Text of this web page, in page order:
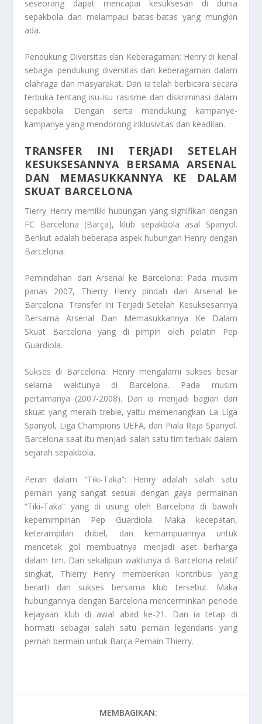
seseorang dapat mencapai kesuksesan di dunia
sepakbola dan melampaui batas-batas yang mungkin
ada.
Pendukung Diversitas dan Keberagaman: Henry di kenal
sebagai pendukung diversitas dan keberagaman dalam
olahraga dan masyarakat. Dan ia telah berbicara secara
terbuka tentang isu-isu rasisme dan diskriminasi dalam
sepakbola. Dengan serta mendukung kampanye-
kampanye yang mendorong inklusivitas dan keadilan.
TRANSFER INI TERJADI SETELAH
KESUKSESANNYA BERSAMA ARSENAL
DAN MEMASUKKANNYA KE DALAM
SKUAT BARCELONA
Tierry Henry memiliki hubungan yang signifikan dengan
FC Barcelona (Barça), klub sepakbola asal Spanyol.
Berikut adalah beberapa aspek hubungan Henry dengan
Barcelona:
Pemindahan dari Arsenal ke Barcelona: Pada musim
panas 2007, Thierry Henry pindah dari Arsenal ke
Barcelona. Transfer Ini Terjadi Setelah Kesuksesannya
Bersama Arsenal Dan Memasukkannya Ke Dalam
Skuat Barcelona yang di pimpin oleh pelatih Pep
Guardiola.
Sukses di Barcelona: Henry mengalami sukses besar
selama waktunya di Barcelona. Pada musim
pertamanya (2007-2008). Dan ia menjadi bagian dari
skuat yang meraih treble, yaitu memenangkan La Liga
Spanyol, Liga Champions UEFA, dan Piala Raja Spanyol.
Barcelona saat itu menjadi salah satu tim terbaik dalam
sejarah sepakbola.
Peran dalam “Tiki-Taka”: Henry adalah salah satu
pemain yang sangat sesuai dengan gaya permainan
“Tiki-Taka” yang di usung oleh Barcelona di bawah
kepemimpinan Pep Guardiola. Maka kecepatan,
keterampilan dribel, dan kemampuannya untuk
mencetak gol membuatnya menjadi aset berharga
dalam tim. Dan sekalipun waktunya di Barcelona relatif
singkat, Thierry Henry memberikan kontribusi yang
berarti dan sukses bersama klub tersebut. Maka
hubungannya dengan Barcelona mencerminkan periode
kejayaan klub di awal abad ke-21. Dan ia tetap di
hormati sebagai salah satu pemain legendaris yang
pernah bermain untuk Barça Pemain Thierry.
MEMBAGIKAN: